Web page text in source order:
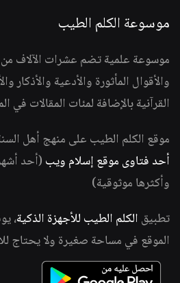
موسوعة الكلم الطيب
موسوعة علمية تضم عشرات الآلاف من
والأقوال المأثورة والأدعية والأذكار
القرآنية بالإضافة لمئات المقالات في
موقع الكلم الطيب على منهج أهل
أحد فتاوى موقع إسلام ويب (أحد
وأكثرها موثوقية)
تطبيق الكلم الطيب للأجهزة الذكية،
الموقع في مساحة صغيرة ولا يحتاج